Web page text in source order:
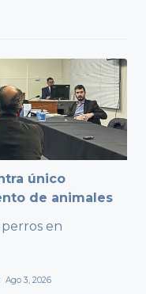
único
de animales
en
Ago 3, 2026